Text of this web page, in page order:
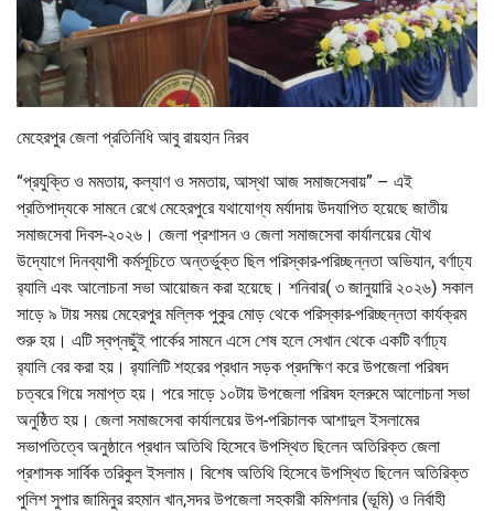
মেহেরপুর জেলা প্রতিনিধি আবু রায়হান নিরব
“প্রযুক্তি ও মমতায়, কল্যাণ ও সমতায়, আস্থা আজ সমাজসেবায়” – এই
প্রতিপাদ্যকে সামনে রেখে মেহেরপুরে যথাযোগ্য মর্যাদায় উদযাপিত হয়েছে জাতীয়
সমাজসেবা দিবস-২০২৬। জেলা প্রশাসন ও জেলা সমাজসেবা কার্যালয়ের যৌথ
উদ্যোগে দিনব্যাপী কর্মসূচিতে অন্তর্ভুক্ত ছিল পরিস্কার-পরিচ্ছন্নতা অভিযান, বর্ণাঢ্য
র‌্যালি এবং আলোচনা সভা আয়োজন করা হয়েছে। শনিবার( ৩ জানুয়ারি ২০২৬) সকাল
সাড়ে ৯ টায় সময় মেহেরপুর মল্লিক পুকুর মোড় থেকে পরিস্কার-পরিচ্ছন্নতা কার্যক্রম
শুরু হয়। এটি স্বপ্নছুঁই পার্কের সামনে এসে শেষ হলে সেখান থেকে একটি বর্ণাঢ্য
র‌্যালি বের করা হয়। র‌্যালিটি শহরের প্রধান সড়ক প্রদক্ষিণ করে উপজেলা পরিষদ
চত্বরে গিয়ে সমাপ্ত হয়। পরে সাড়ে ১০টায় উপজেলা পরিষদ হলরুমে আলোচনা সভা
অনুষ্ঠিত হয়। জেলা সমাজসেবা কার্যালয়ের উপ-পরিচালক আশাদুল ইসলামের
সভাপতিত্বে অনুষ্ঠানে প্রধান অতিথি হিসেবে উপস্থিত ছিলেন অতিরিক্ত জেলা
প্রশাসক সার্বিক তরিকুল ইসলাম। বিশেষ অতিথি হিসেবে উপস্থিত ছিলেন অতিরিক্ত
পুলিশ সুপার জামিনুর রহমান খান,সদর উপজেলা সহকারী কমিশনার (ভূমি) ও নির্বাহী